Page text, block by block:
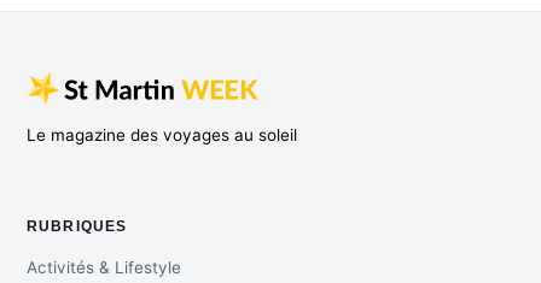
Le magazine des voyages au soleil
RUBRIQUES
Activités & Lifestyle